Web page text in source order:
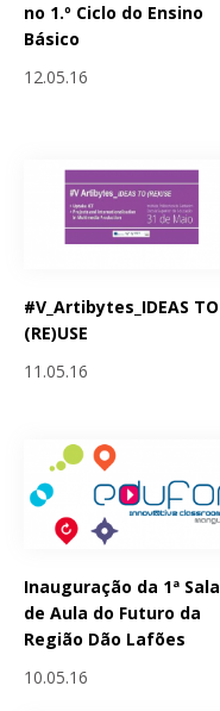
no 1.º Ciclo do Ensino
Básico
12.05.16
#V_Artibytes_IDEAS TO
(RE)USE
11.05.16
Inauguração da 1ª Sala
de Aula do Futuro da
Região Dão Lafões
10.05.16